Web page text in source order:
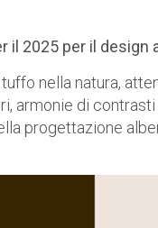
il 2025 per il design
nella natura,
armonie di
progettazione